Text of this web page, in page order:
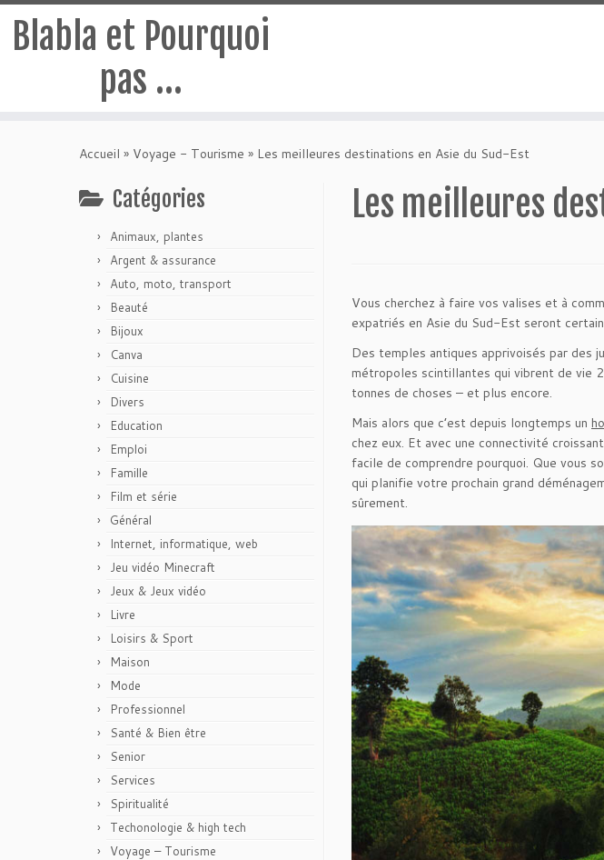
Blabla et Pourquoi
pas …
Accueil » Voyage - Tourisme » Les meilleures destinations en Asie du Sud-Est
Catégories
Animaux, plantes
Argent & assurance
Auto, moto, transport
Beauté
Bijoux
Canva
Cuisine
Divers
Education
Emploi
Famille
Film et série
Général
Internet, informatique, web
Jeu vidéo Minecraft
Jeux & Jeux vidéo
Livre
Loisirs & Sport
Maison
Mode
Professionnel
Santé & Bien être
Senior
Services
Spiritualité
Techonologie & high tech
Voyage – Tourisme
Les meilleures
Vous cherchez à faire vos valises et à
expatriés en Asie du Sud-Est seront
Des temples antiques apprivoisés par des
métropoles scintillantes qui vibrent de vie
tonnes de choses – et plus encore.
Mais alors que c’est depuis longtemps un
chez eux. Et avec une connectivité
facile de comprendre pourquoi. Que vous
qui planifie votre prochain grand
sûrement.